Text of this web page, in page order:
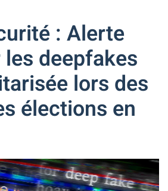
: Alerte
deepfakes
lors des
élections en